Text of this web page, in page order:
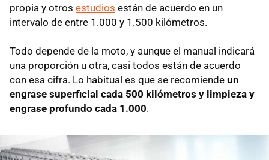
propia y otros estudios están de acuerdo en un
intervalo de entre 1.000 y 1.500 kilómetros.
Todo depende de la moto, y aunque el manual indicará
una proporción u otra, casi todos están de acuerdo
con esa cifra. Lo habitual es que se recomiende un
engrase superficial cada 500 kilómetros y limpieza y
engrase profundo cada 1.000.